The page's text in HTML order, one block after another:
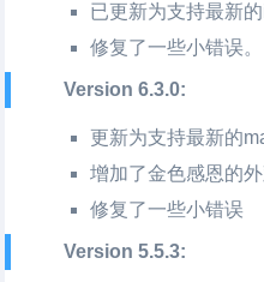
已更新为支持最新的
修复了一些小错误。
Version 6.3.0:
更新为支持最新的
增加了金色感恩的
修复了一些小错误
Version 5.5.3: